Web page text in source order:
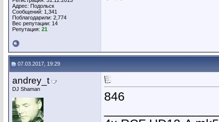
Адрес: Подольск
Сообщений: 1,341
Поблагодарили: 2,774
Вес репутации: 14
Репутация: 21
07.03.2017, 19:29
andrey_t
DJ Shaman
846